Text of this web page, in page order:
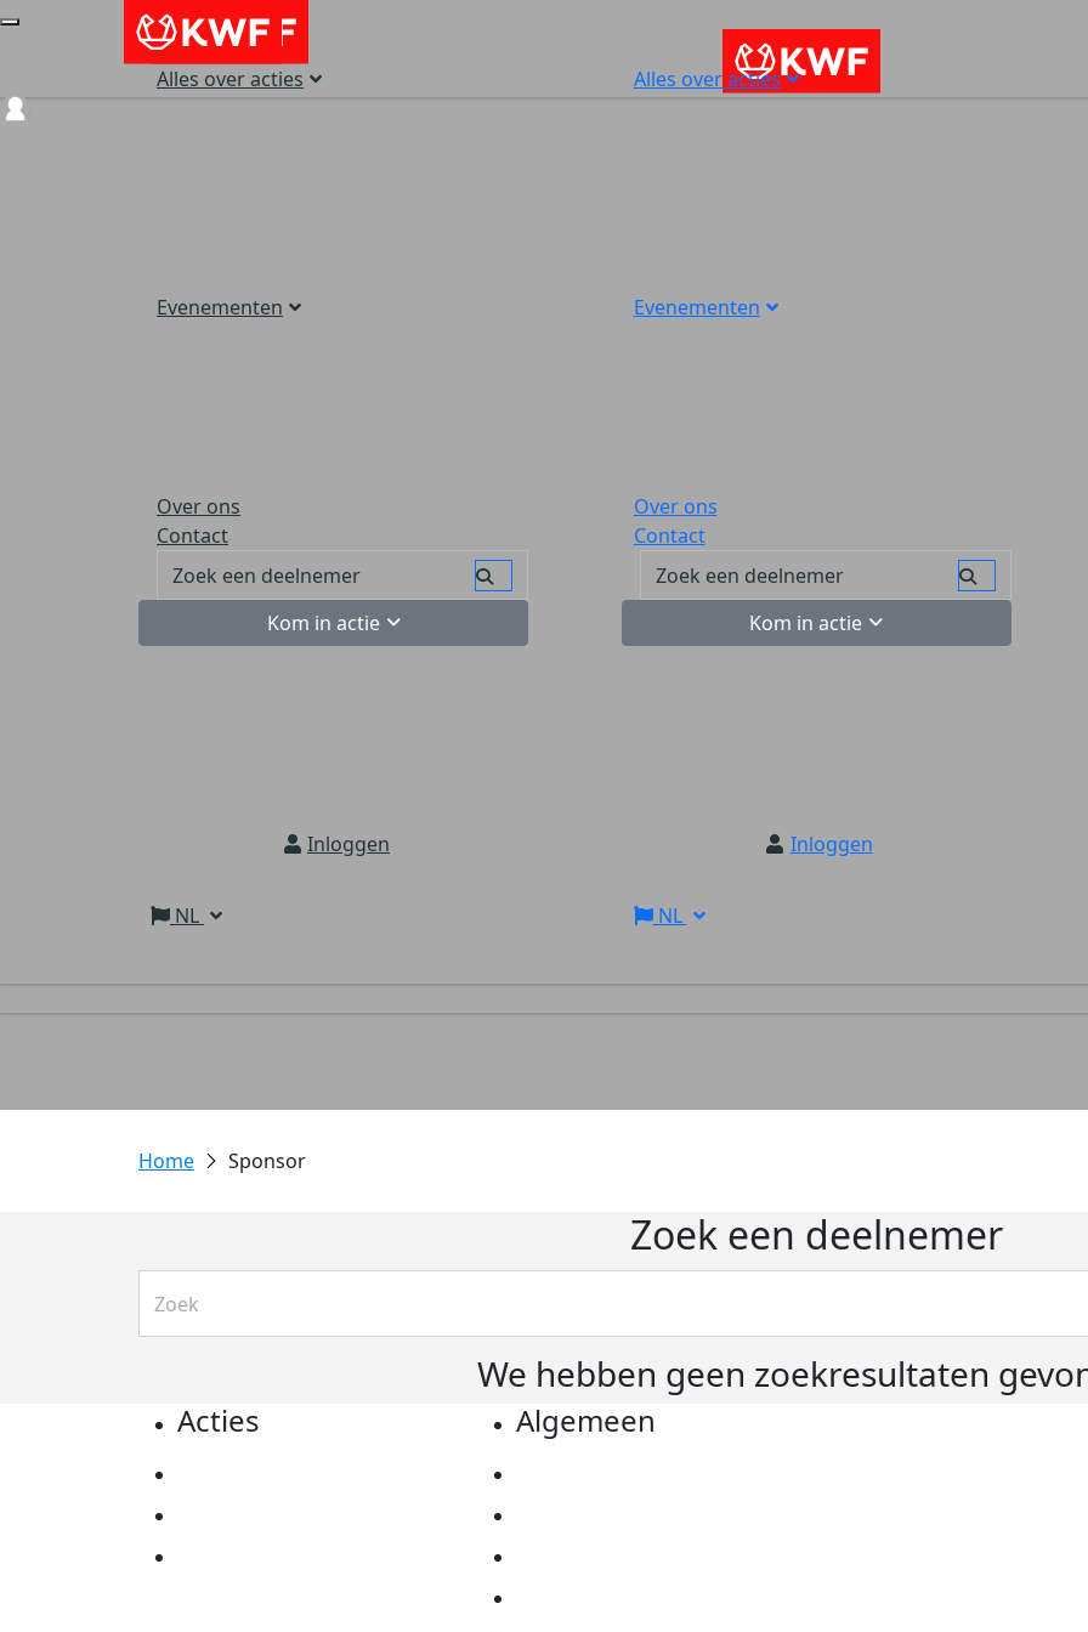
Alles over acties
Evenementen
Over ons
Contact
Kom in actie
Inloggen
NL
Alles over acties
Evenementen
Over ons
Contact
Kom in actie
Inloggen
NL
Sponsor
Zoek een deelnemer
We hebben geen zoekresultaten
Acties Algemeen